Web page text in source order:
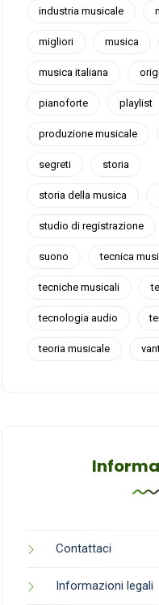
industria musicale
migliori musica
musica italiana
pianoforte playlist
produzione musicale
segreti storia
storia della musica
studio di registrazione
suono tecnica
tecniche musicali
tecnologia audio
teoria musicale
Contattaci
Informazioni legali